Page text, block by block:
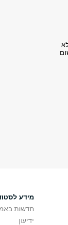
מידע
חדשות
ידיעון